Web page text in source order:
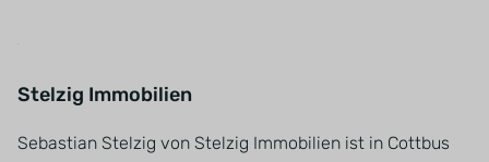
Stelzig Immobilien
Sebastian Stelzig von Stelzig Immobilien ist in Cottbus